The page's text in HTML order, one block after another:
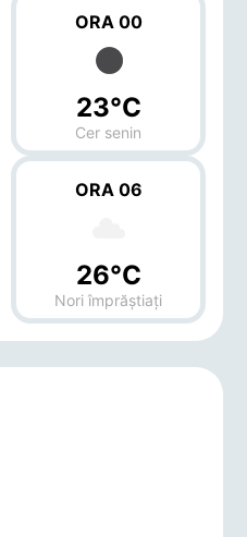
ORA 00
23°C
Cer senin
ORA 06
26°C
Nori împrăștiați